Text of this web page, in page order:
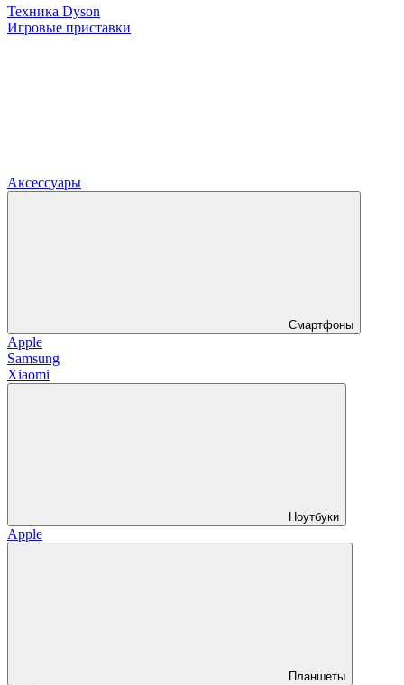
Техника Dyson
Игровые приставки
Аксессуары
Смартфоны
Apple
Samsung
Xiaomi
Ноутбуки
Apple
Планшеты